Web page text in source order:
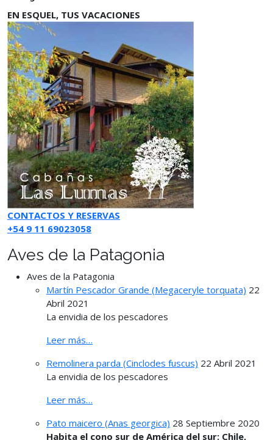
EN ESQUEL, TUS VACACIONES
CONTACTOS Y RESERVAS
+54 9 11 69023058
Aves de la Patagonia
Aves de la Patagonia
Martín Pescador Grande (Megaceryle torquata) 22
Abril 2021
La envidia de los pescadores
Leer más…
Remolinera parda (Cinclodes fuscus) 22 Abril 2021
La envidia de los pescadores
Leer más…
Pato maicero (Anas georgica) 28 Septiembre 2020
Habita el cono sur de América del sur: Chile,